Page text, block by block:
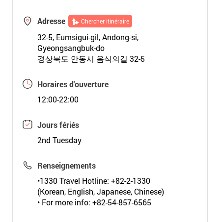
Adresse Chercher itinéraire
32-5, Eumsigui-gil, Andong-si,
Gyeongsangbuk-do
경상북도 안동시 음식의길 32-5
Horaires d'ouverture
12:00-22:00
Jours fériés
2nd Tuesday
Renseignements
•1330 Travel Hotline: +82-2-1330
(Korean, English, Japanese, Chinese)
• For more info: +82-54-857-6565